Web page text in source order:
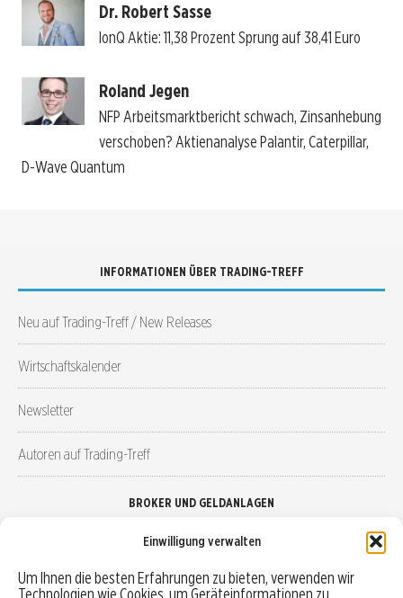
Einwilligung verwalten
Um Ihnen die besten Erfahrungen zu bieten, verwenden wir
Technologien wie Cookies, um Geräteinformationen zu
Dr. Robert Sasse
IonQ Aktie: 11,38 Prozent Sprung auf 38,41 Euro
Roland Jegen
NFP Arbeitsmarktbericht schwach, Zinsanhebung
verschoben? Aktienanalyse Palantir, Caterpillar,
D-Wave Quantum
INFORMATIONEN ÜBER TRADING-TREFF
Neu auf Trading-Treff / New Releases
Wirtschaftskalender
Newsletter
Autoren auf Trading-Treff
BROKER UND GELDANLAGEN